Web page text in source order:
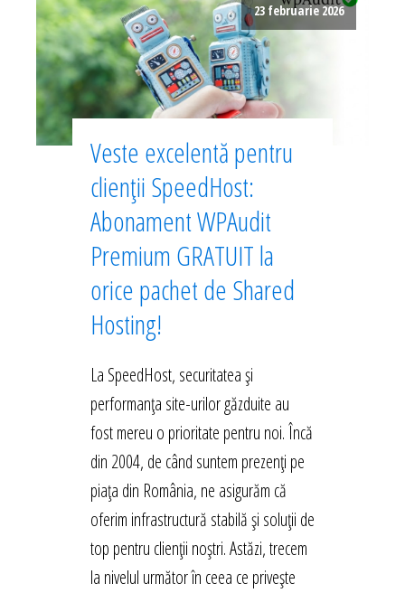
23 februarie 2026
Veste excelentă pentru
clienții SpeedHost:
Abonament WPAudit
Premium GRATUIT la
orice pachet de Shared
Hosting!
La SpeedHost, securitatea și
performanța site-urilor găzduite au
fost mereu o prioritate pentru noi. Încă
din 2004, de când suntem prezenți pe
piața din România, ne asigurăm că
oferim infrastructură stabilă și soluții de
top pentru clienții noștri. Astăzi, trecem
la nivelul următor în ceea ce privește